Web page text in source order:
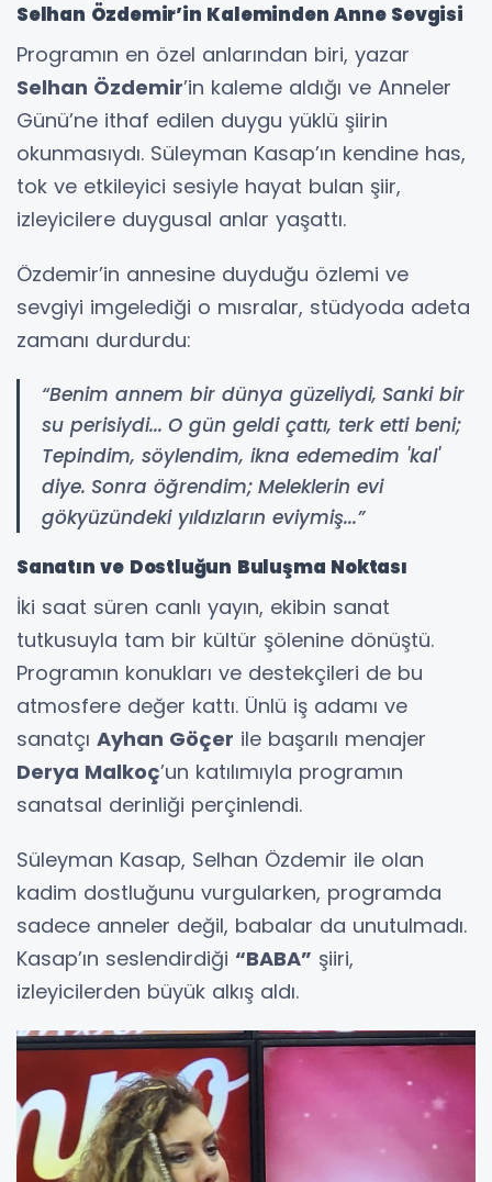
Selhan Özdemir’in Kaleminden Anne Sevgisi
Programın en özel anlarından biri, yazar
Selhan Özdemir’in kaleme aldığı ve Anneler
Günü’ne ithaf edilen duygu yüklü şiirin
okunmasıydı. Süleyman Kasap’ın kendine has,
tok ve etkileyici sesiyle hayat bulan şiir,
izleyicilere duygusal anlar yaşattı.
Özdemir’in annesine duyduğu özlemi ve
sevgiyi imgelediği o mısralar, stüdyoda adeta
zamanı durdurdu:
“Benim annem bir dünya güzeliydi, Sanki bir
su perisiydi... O gün geldi çattı, terk etti beni;
Tepindim, söylendim, ikna edemedim 'kal'
diye. Sonra öğrendim; Meleklerin evi
gökyüzündeki yıldızların eviymiş...”
Sanatın ve Dostluğun Buluşma Noktası
İki saat süren canlı yayın, ekibin sanat
tutkusuyla tam bir kültür şölenine dönüştü.
Programın konukları ve destekçileri de bu
atmosfere değer kattı. Ünlü iş adamı ve
sanatçı Ayhan Göçer ile başarılı menajer
Derya Malkoç’un katılımıyla programın
sanatsal derinliği perçinlendi.
Süleyman Kasap, Selhan Özdemir ile olan
kadim dostluğunu vurgularken, programda
sadece anneler değil, babalar da unutulmadı.
Kasap’ın seslendirdiği “BABA” şiiri,
izleyicilerden büyük alkış aldı.